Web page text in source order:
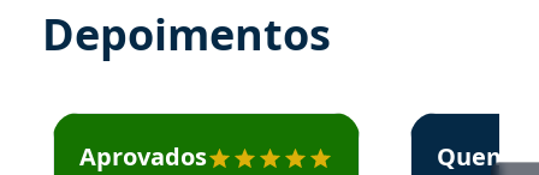
Depoimentos
Estudante José recomenda o Aprova Concursos em
Aprovados
Estudante
Quem